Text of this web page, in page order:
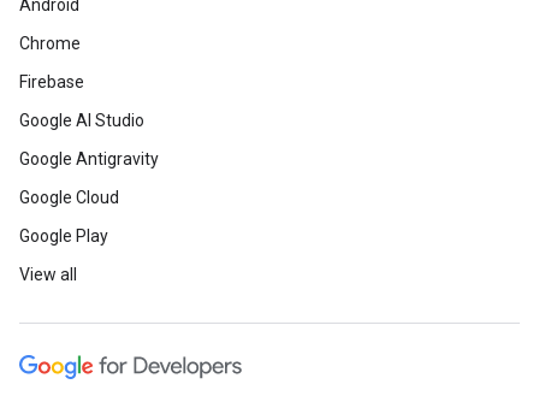
Android
Chrome
Firebase
Google AI Studio
Google Antigravity
Google Cloud
Google Play
View all